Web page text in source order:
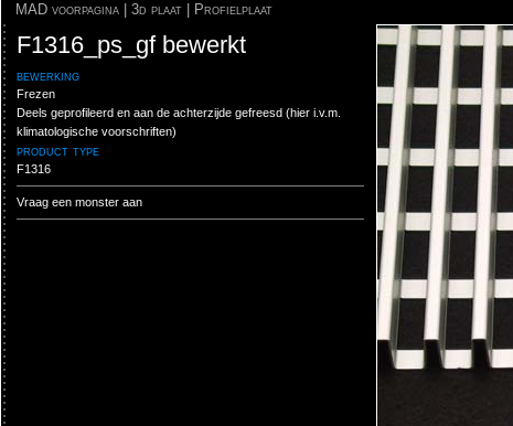
MAD voorpagina 3d plaat Profielplaat
F1316_ps_gf bewerkt
bewerking
Frezen
Deels geprofileerd en aan de achterzijde gefreesd (hier i.v.m.
klimatologische voorschriften)
product type
F1316
Vraag een monster aan